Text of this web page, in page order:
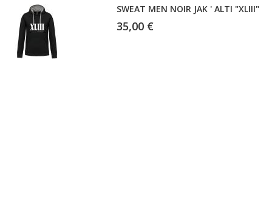
SWEAT MEN NOIR JAK ' ALTI "XLIII"
35,00 €